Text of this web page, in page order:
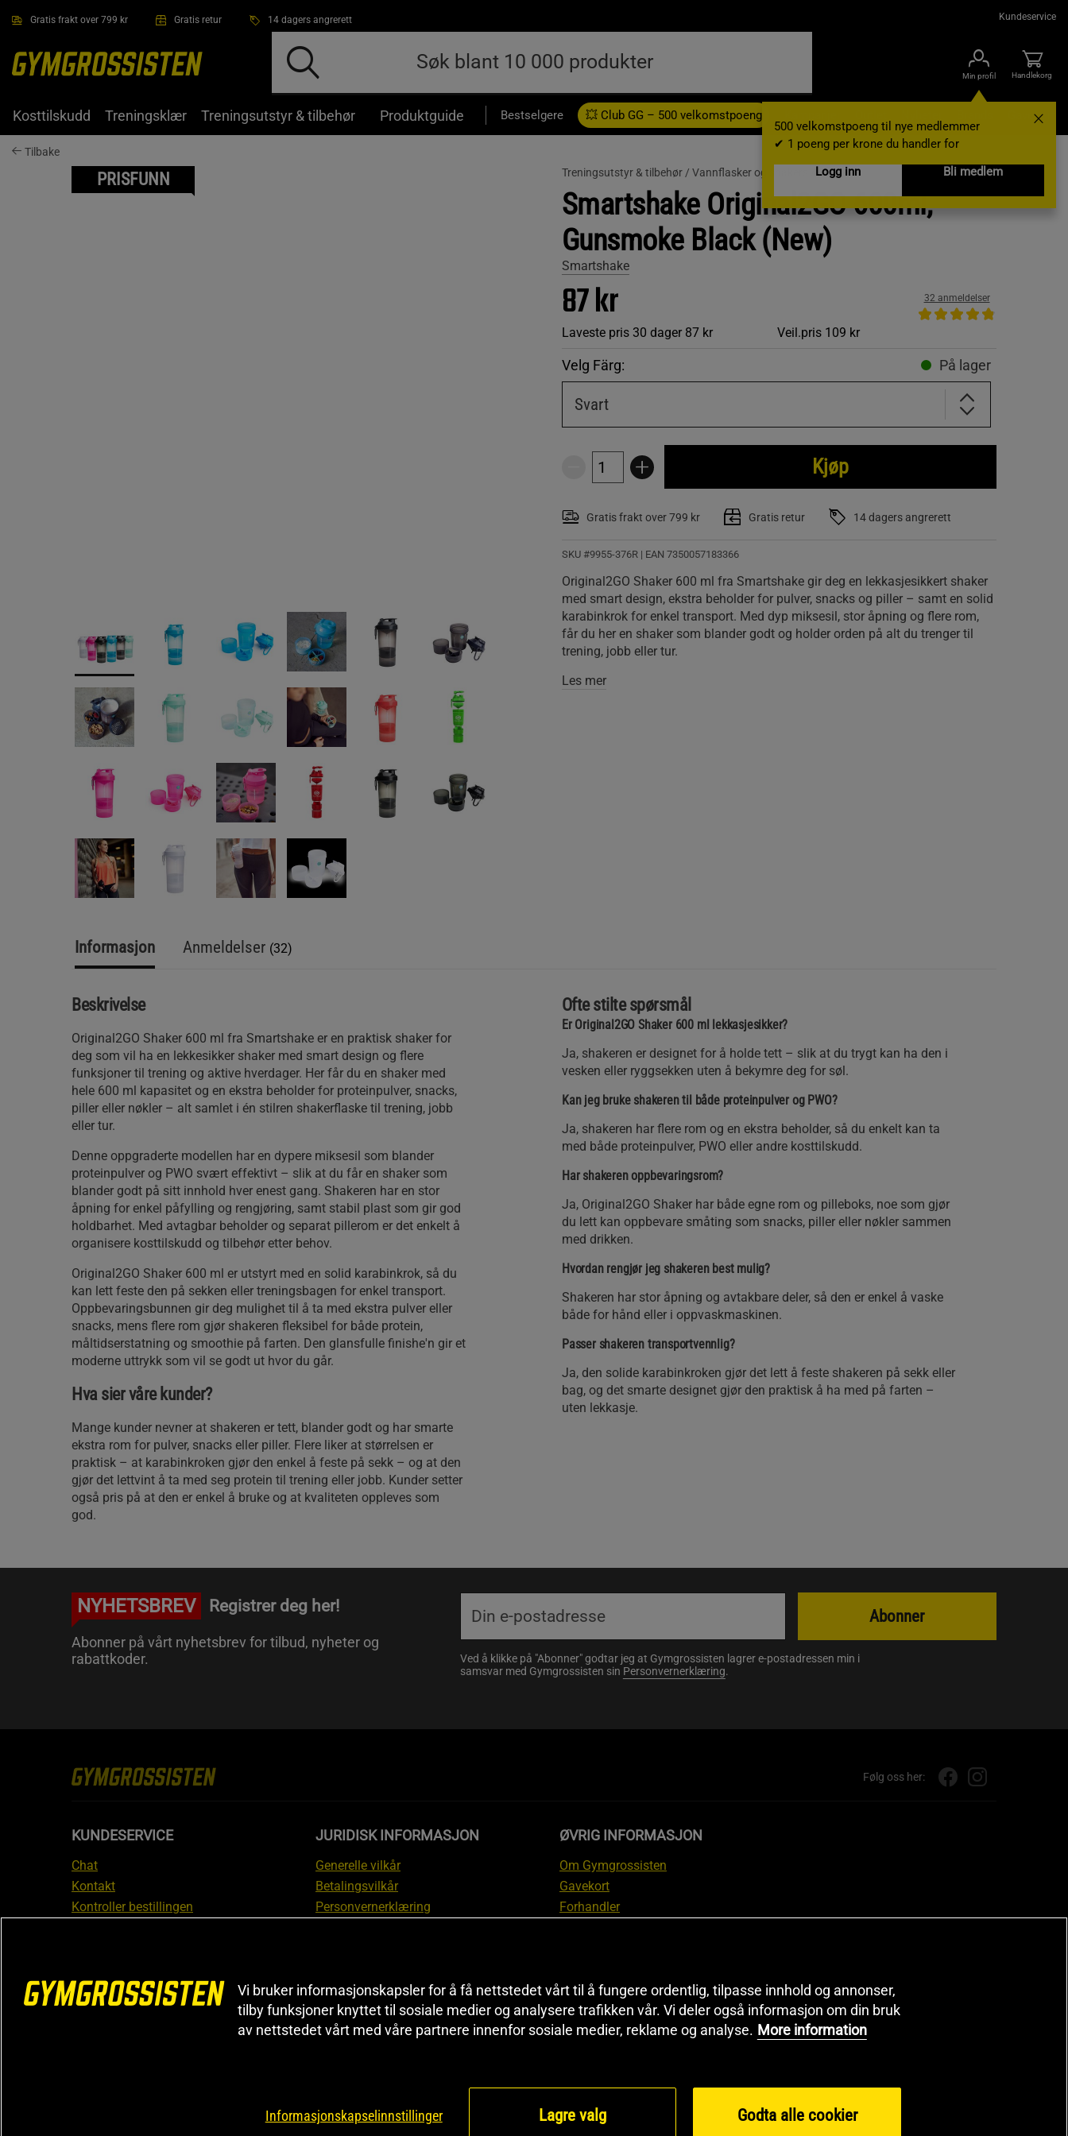
Gratis frakt over 799 kr Gratis retur 14 dagers angrerett Kundeservice
Min profil
500 velkomstpoeng til nye medlemmer
✔ 1 poeng per krone du handler for
Logg inn
Bli medlem
Handlekorg
Kosttilskudd Treningsklær Treningsutstyr & tilbehør Produktguide Bestselgere 💥 Club GG – 500 velkomstpoeng Gavekort
Tilbake
PRISFUNN Treningsutstyr & tilbehør / Vannflasker og shakers / Shaker
Smartshake Original2GO 600ml,
Gunsmoke Black (New)
Smartshake
87 kr
Laveste pris 30 dager 87 kr Veil.pris 109 kr
32 anmeldelser
Velg Färg: På lager
Svart
Kjøp
Gratis frakt over 799 kr Gratis retur 14 dagers angrerett
SKU #9955-376R | EAN 7350057183366
Original2GO Shaker 600 ml fra Smartshake gir deg en lekkasjesikkert shaker
med smart design, ekstra beholder for pulver, snacks og piller – samt en solid
karabinkrok for enkel transport. Med dyp miksesil, stor åpning og flere rom,
får du her en shaker som blander godt og holder orden på alt du trenger til
trening, jobb eller tur.
Les mer
Informasjon Anmeldelser (32)
Beskrivelse
Original2GO Shaker 600 ml fra Smartshake er en praktisk shaker for
deg som vil ha en lekkesikker shaker med smart design og flere
funksjoner til trening og aktive hverdager. Her får du en shaker med
hele 600 ml kapasitet og en ekstra beholder for proteinpulver, snacks,
piller eller nøkler – alt samlet i én stilren shakerflaske til trening, jobb
eller tur.
Denne oppgraderte modellen har en dypere miksesil som blander
proteinpulver og PWO svært effektivt – slik at du får en shaker som
blander godt på sitt innhold hver enest gang. Shakeren har en stor
åpning for enkel påfylling og rengjøring, samt stabil plast som gir god
holdbarhet. Med avtagbar beholder og separat pillerom er det enkelt å
organisere kosttilskudd og tilbehør etter behov.
Original2GO Shaker 600 ml er utstyrt med en solid karabinkrok, så du
kan lett feste den på sekken eller treningsbagen for enkel transport.
Oppbevaringsbunnen gir deg mulighet til å ta med ekstra pulver eller
snacks, mens flere rom gjør shakeren fleksibel for både protein,
måltidserstatning og smoothie på farten. Den glansfulle finishe'n gir et
moderne uttrykk som vil se godt ut hvor du går.
Hva sier våre kunder?
Mange kunder nevner at shakeren er tett, blander godt og har smarte
ekstra rom for pulver, snacks eller piller. Flere liker at størrelsen er
praktisk – at karabinkroken gjør den enkel å feste på sekk – og at den
gjør det lettvint å ta med seg protein til trening eller jobb. Kunder setter
også pris på at den er enkel å bruke og at kvaliteten oppleves som
god.
Ofte stilte spørsmål
Er Original2GO Shaker 600 ml lekkasjesikker?
Ja, shakeren er designet for å holde tett – slik at du trygt kan ha den i
vesken eller ryggsekken uten å bekymre deg for søl.
Kan jeg bruke shakeren til både proteinpulver og PWO?
Ja, shakeren har flere rom og en ekstra beholder, så du enkelt kan ta
med både proteinpulver, PWO eller andre kosttilskudd.
Har shakeren oppbevaringsrom?
Ja, Original2GO Shaker har både egne rom og pilleboks, noe som gjør
du lett kan oppbevare småting som snacks, piller eller nøkler sammen
med drikken.
Hvordan rengjør jeg shakeren best mulig?
Shakeren har stor åpning og avtakbare deler, så den er enkel å vaske
både for hånd eller i oppvaskmaskinen.
Passer shakeren transportvennlig?
Ja, den solide karabinkroken gjør det lett å feste shakeren på sekk eller
bag, og det smarte designet gjør den praktisk å ha med på farten –
uten lekkasje.
NYHETSBREV Registrer deg her!
Abonner på vårt nyhetsbrev for tilbud, nyheter og
rabattkoder.
Ved å klikke på "Abonner" godtar jeg at Gymgrossisten lagrer e-postadressen min i
samsvar med Gymgrossisten sin Personvernerklæring.
Abonner
Følg oss her:
KUNDESERVICE
Chat
Kontakt
Kontroller bestillingen
JURIDISK INFORMASJON
Generelle vilkår
Betalingsvilkår
Personvernerklæring
Informasjon om angrerett og
reklamasjon
Cookieinnstillinger
ØVRIG INFORMASJON
Om Gymgrossisten
Gavekort
Forhandler
Sitemap
Black Friday
Artikler & Øvelser
Vi bruker informasjonskapsler for å få nettstedet vårt til å fungere ordentlig, tilpasse innhold og annonser,
tilby funksjoner knyttet til sosiale medier og analysere trafikken vår. Vi deler også informasjon om din bruk
av nettstedet vårt med våre partnere innenfor sosiale medier, reklame og analyse. More information
Informasjonskapselinnstillinger Lagre valg Godta alle cookier